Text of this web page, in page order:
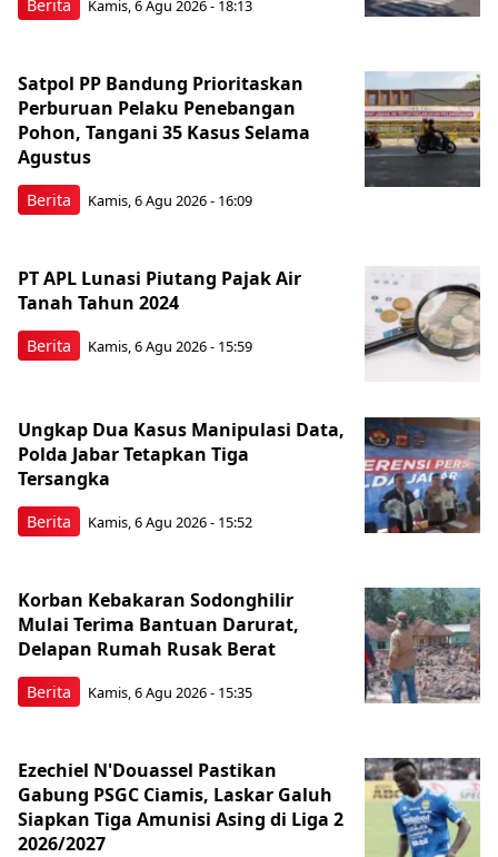
Berita Kamis, 6 Agu 2026 - 18:13
Berita
Satpol PP Bandung Prioritaskan
Perburuan Pelaku Penebangan
Pohon, Tangani 35 Kasus Selama
Agustus
Kamis, 6 Agu 2026 - 16:09
Berita
PT APL Lunasi Piutang Pajak Air
Tanah Tahun 2024
Kamis, 6 Agu 2026 - 15:59
Berita
Ungkap Dua Kasus Manipulasi Data,
Polda Jabar Tetapkan Tiga
Tersangka
Kamis, 6 Agu 2026 - 15:52
Berita
Korban Kebakaran Sodonghilir
Mulai Terima Bantuan Darurat,
Delapan Rumah Rusak Berat
Kamis, 6 Agu 2026 - 15:35
Ezechiel N'Douassel Pastikan
Gabung PSGC Ciamis, Laskar Galuh
Siapkan Tiga Amunisi Asing di Liga 2
2026/2027